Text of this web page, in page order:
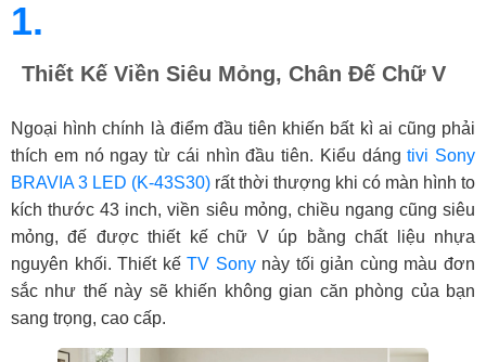
1.
Thiết Kế Viền Siêu Mỏng, Chân Đế Chữ V
Ngoại hình chính là điểm đầu tiên khiến bất kì ai cũng phải
thích em nó ngay từ cái nhìn đầu tiên. Kiểu dángtivi Sony
BRAVIA 3 LED (K-43S30) rất thời thượng khi có màn hình to
kích thước 43 inch, viền siêu mỏng, chiều ngang cũng siêu
mỏng, đế được thiết kế chữ V úp bằng chất liệu nhựa
nguyên khối. Thiết kếTV Sonynày tối giản cùng màu đơn
sắc như thế này sẽ khiến không gian căn phòng của bạn
sang trọng, cao cấp.